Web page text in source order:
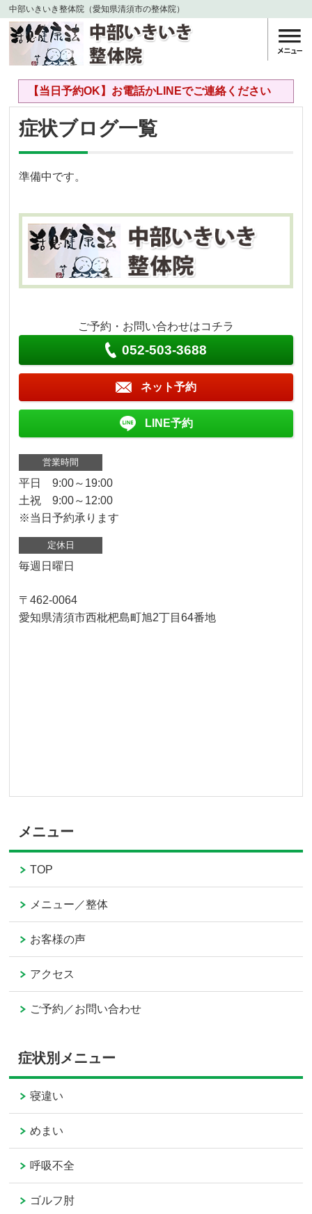
中部いきいき整体院（愛知県清須市の整体院）
【当日予約OK】お電話かLINEでご連絡ください
症状ブログ一覧
準備中です。
ご予約・お問い合わせはコチラ
052-503-3688
ネット予約
LINE予約
営業時間
平日 9:00～19:00
土祝 9:00～12:00
※当日予約承ります
定休日
毎週日曜日
〒462-0064
愛知県清須市西枇杷島町旭2丁目64番地
メニュー
TOP
メニュー／整体
お客様の声
アクセス
ご予約／お問い合わせ
症状別メニュー
寝違い
めまい
呼吸不全
ゴルフ肘